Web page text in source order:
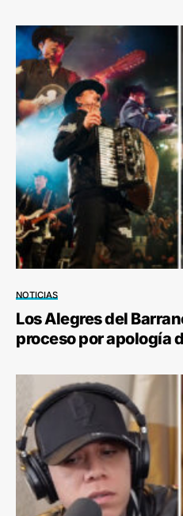
NOTICIAS
Los Alegres del
proceso por apología